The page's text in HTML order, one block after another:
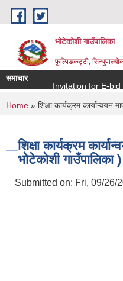
Skip to main content
भोटेकोशी गाउँपालिका
फुल्पिङकट्टी,
समाचार
Invitation for E-bid
You are here
Home » शिक्षा कार्यक्रम
शिक्षा कार्यक्रम
भोटेकोशी गाउँपालिका )
Submitted on: Fri, 09/26/